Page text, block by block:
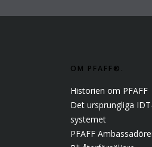
OM PFAFF®.
Historien om PFAFF
Det ursprungliga
systemet
PFAFF